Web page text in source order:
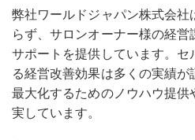
弊社ワールドジャパン株式会社
らず、サロンオーナー様の経
サポートを提供しています。セ
る経営改善効果は多くの実績
最大化するためのノウハウ提
実しています。